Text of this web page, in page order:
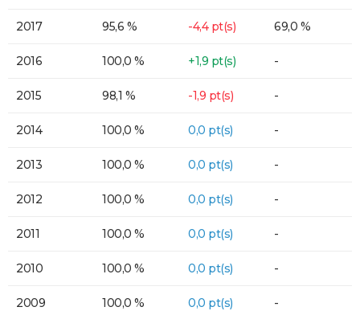
2017 95,6 % -4,4 pt(s) 69,0 %
2016 100,0 % +1,9 pt(s) -
2015 98,1 % -1,9 pt(s) -
2014 100,0 % 0,0 pt(s) -
2013 100,0 % 0,0 pt(s) -
2012 100,0 % 0,0 pt(s) -
2011 100,0 % 0,0 pt(s) -
2010 100,0 % 0,0 pt(s) -
2009 100,0 % 0,0 pt(s) -